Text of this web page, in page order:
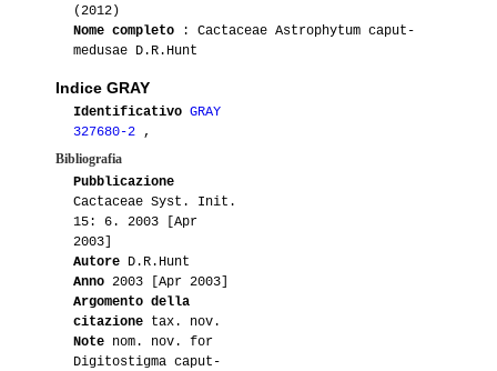
05-2014 Lakota
06-2012 Vichy320
09-2011
08-2011 Tommaso76
05-2011 Lampughi
05-2011 Dacky
09-2010 Giorgio
(2012)
Nome completo : Cactaceae Astrophytum caput-
medusae D.R.Hunt
Indice GRAY
Identificativo GRAY
327680-2 ,
Bibliografia
Pubblicazione
Cactaceae Syst. Init.
15: 6. 2003 [Apr
2003]
Autore D.R.Hunt
Anno 2003 [Apr 2003]
Argomento della
citazione tax. nov.
Note nom. nov. for
Digitostigma caput-